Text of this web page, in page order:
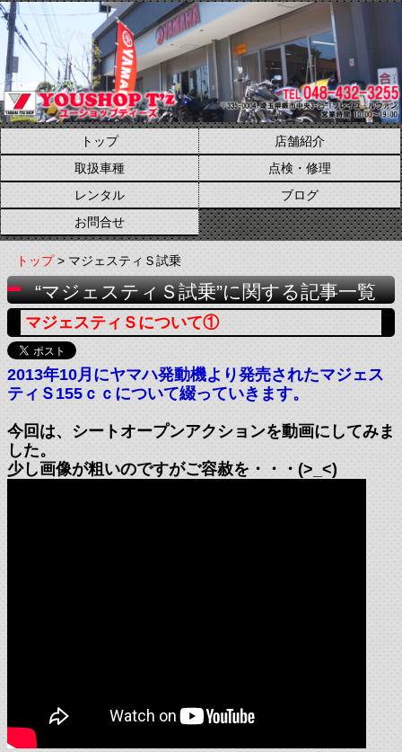
トップ
店舗紹介
取扱車種
点検・修理
レンタル
ブログ
お問合せ
トップ> マジェスティＳ試乗
“マジェスティＳ試乗”に関する記事一覧
マジェスティＳについて①
2013年10月にヤマハ発動機より発売されたマジェス
ティＳ155ｃｃについて綴っていきます。
今回は、シートオープンアクションを動画にしてみま
した。
少し画像が粗いのですがご容赦を・・・(>_<)